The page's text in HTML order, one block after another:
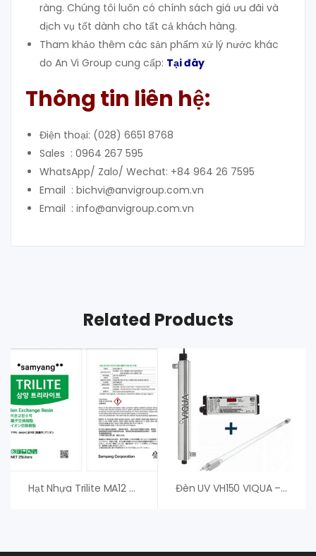
ràng. Chúng tôi luôn có chính sách giá ưu đãi và
dịch vụ tốt dành cho tất cả khách hàng.
Tham khảo thêm các sản phẩm xử lý nước khác
do An Vi Group cung cấp: Tại đây
Thông tin liên hệ:
Điện thoại: (028) 6651 8768
Sales : 0964 267 595
WhatsApp/ Zalo/ Wechat: +84 964 26 7595
Email : bichvi@anvigroup.com.vn
Email : info@anvigroup.com.vn
Related Products
Hạt Nhựa Trilite MA12 Samyang Hàn Quốc Đèn UV VH150 VIQUA – Đèn Diệt Khuẩn Chất Lượng Cao